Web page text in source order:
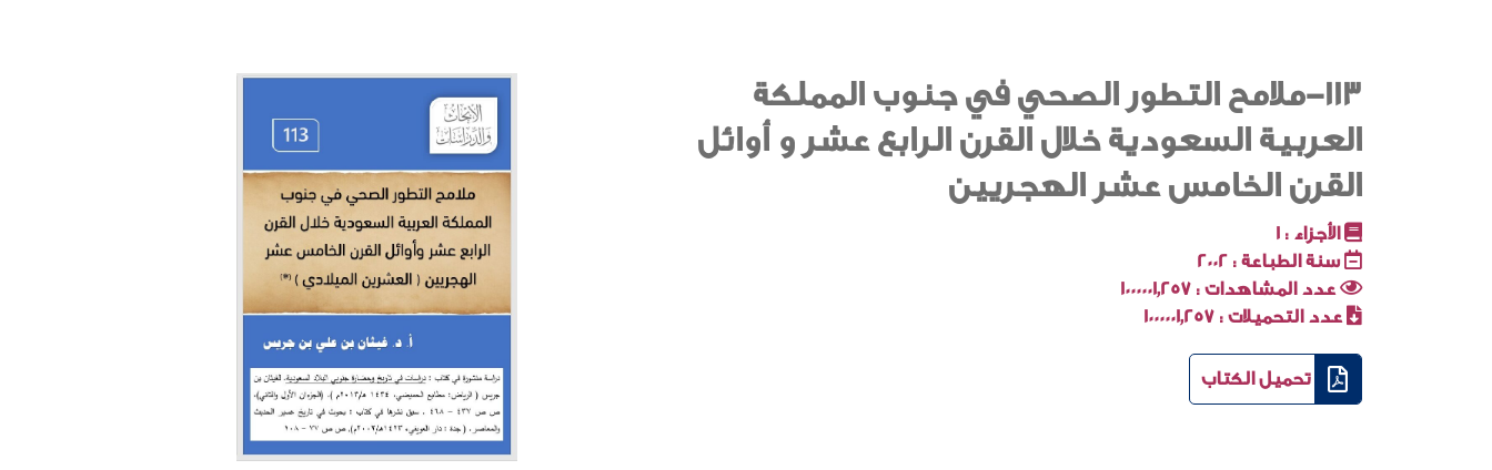
113-ملامح التطور الصحي في جنوب المملكة
العربية السعودية خلال القرن الرابع عشر و أوائل
القرن الخامس عشر الهجريين
الأجزاء : 1
سنة الطباعة : 2002
عدد المشاهدات : 1000001٬257
عدد التحميلات : 1000001٬257
تحميل الكتاب